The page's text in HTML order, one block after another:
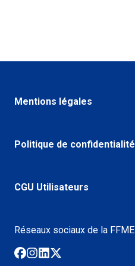
Mentions légales
Politique de confidentialité
CGU Utilisateurs
Réseaux sociaux de la FFME